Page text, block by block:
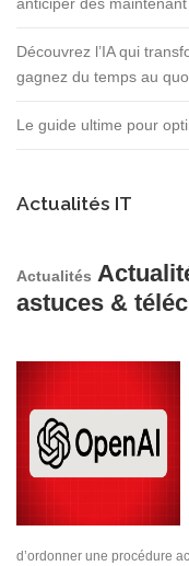
Découvrez l’IA qui
gagnez du temps au
Le guide ultime pour
Actualités IT
Actualités
astuces &
d’ordonner une procédure